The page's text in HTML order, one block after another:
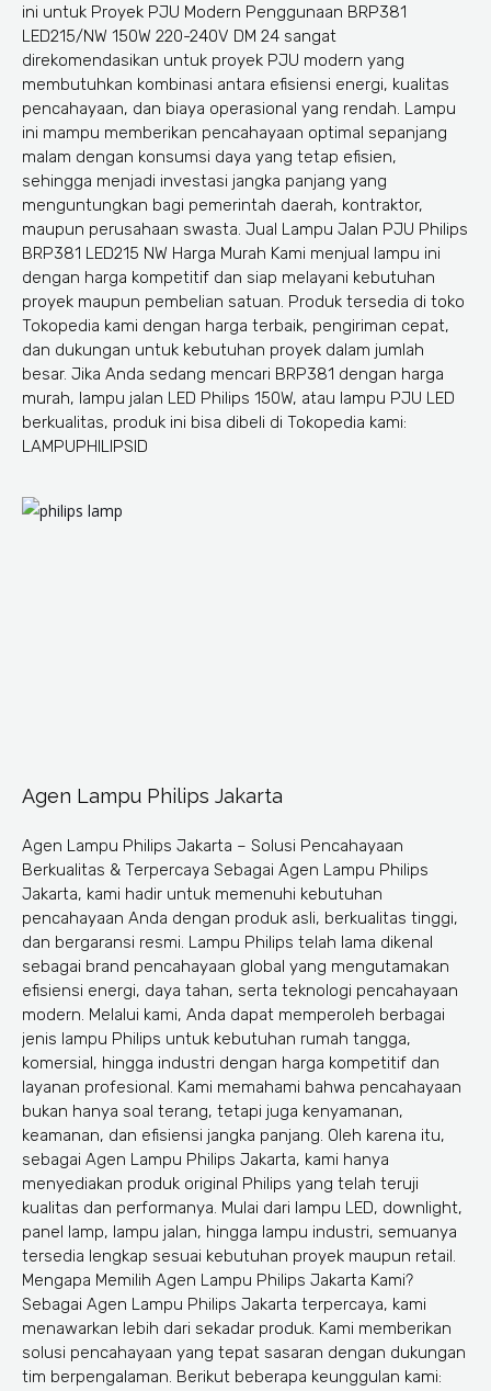
ini untuk Proyek PJU Modern Penggunaan BRP381
LED215/NW 150W 220-240V DM 24 sangat
direkomendasikan untuk proyek PJU modern yang
membutuhkan kombinasi antara efisiensi energi, kualitas
pencahayaan, dan biaya operasional yang rendah. Lampu
ini mampu memberikan pencahayaan optimal sepanjang
malam dengan konsumsi daya yang tetap efisien,
sehingga menjadi investasi jangka panjang yang
menguntungkan bagi pemerintah daerah, kontraktor,
maupun perusahaan swasta. Jual Lampu Jalan PJU Philips
BRP381 LED215 NW Harga Murah Kami menjual lampu ini
dengan harga kompetitif dan siap melayani kebutuhan
proyek maupun pembelian satuan. Produk tersedia di toko
Tokopedia kami dengan harga terbaik, pengiriman cepat,
dan dukungan untuk kebutuhan proyek dalam jumlah
besar. Jika Anda sedang mencari BRP381 dengan harga
murah, lampu jalan LED Philips 150W, atau lampu PJU LED
berkualitas, produk ini bisa dibeli di Tokopedia kami:
LAMPUPHILIPSID
Agen Lampu Philips Jakarta
Agen Lampu Philips Jakarta – Solusi Pencahayaan
Berkualitas & Terpercaya Sebagai Agen Lampu Philips
Jakarta, kami hadir untuk memenuhi kebutuhan
pencahayaan Anda dengan produk asli, berkualitas tinggi,
dan bergaransi resmi. Lampu Philips telah lama dikenal
sebagai brand pencahayaan global yang mengutamakan
efisiensi energi, daya tahan, serta teknologi pencahayaan
modern. Melalui kami, Anda dapat memperoleh berbagai
jenis lampu Philips untuk kebutuhan rumah tangga,
komersial, hingga industri dengan harga kompetitif dan
layanan profesional. Kami memahami bahwa pencahayaan
bukan hanya soal terang, tetapi juga kenyamanan,
keamanan, dan efisiensi jangka panjang. Oleh karena itu,
sebagai Agen Lampu Philips Jakarta, kami hanya
menyediakan produk original Philips yang telah teruji
kualitas dan performanya. Mulai dari lampu LED, downlight,
panel lamp, lampu jalan, hingga lampu industri, semuanya
tersedia lengkap sesuai kebutuhan proyek maupun retail.
Mengapa Memilih Agen Lampu Philips Jakarta Kami?
Sebagai Agen Lampu Philips Jakarta terpercaya, kami
menawarkan lebih dari sekadar produk. Kami memberikan
solusi pencahayaan yang tepat sasaran dengan dukungan
tim berpengalaman. Berikut beberapa keunggulan kami: